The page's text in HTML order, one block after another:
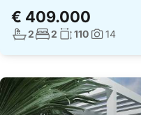
€ 409.000
Aantal badkamers:
2Aantal slaapkamers:
2 Woonoppervlakte:
110Foto's:
14